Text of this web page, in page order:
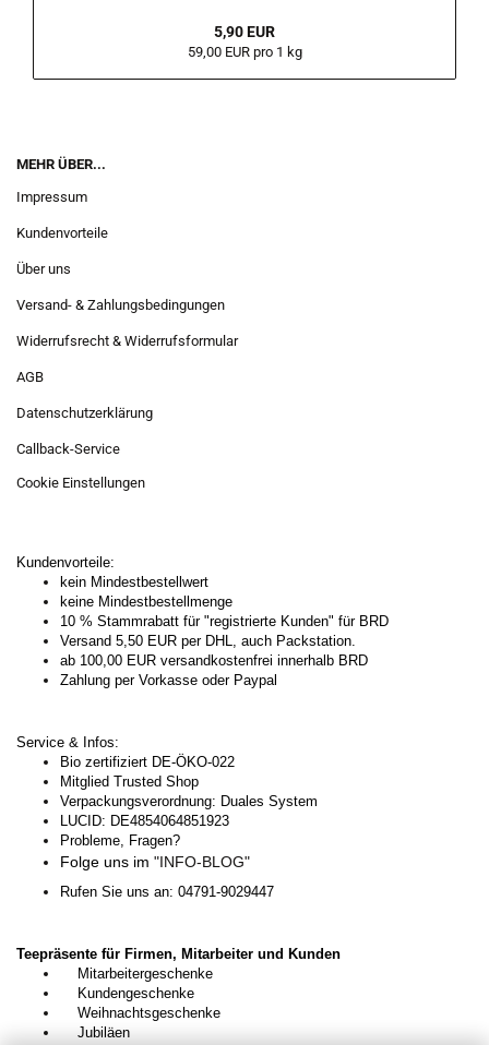
5,90 EUR
59,00 EUR pro 1 kg
MEHR ÜBER...
Impressum
Kundenvorteile
Über uns
Versand- & Zahlungsbedingungen
Widerrufsrecht & Widerrufsformular
AGB
Datenschutzerklärung
Callback-Service
Cookie Einstellungen
Kundenvorteile:
kein Mindestbestellwert
keine Mindestbestellmenge
10 % Stammrabatt für "registrierte Kunden" für BRD
Versand 5,50 EUR per DHL, auch Packstation.
ab 100,00 EUR versandkostenfrei innerhalb BRD
Zahlung per Vorkasse oder Paypal
Service & Infos:
Bio zertifiziert DE-ÖKO-022
Mitglied Trusted Shop
Verpackungsverordnung: Duales System
LUCID: DE4854064851923
Probleme, Fragen?
Folge uns im "INFO-BLOG"
Rufen Sie uns an: 04791-9029447
Teepräsente für Firmen, Mitarbeiter und Kunden
Mitarbeitergeschenke
Kundengeschenke
Weihnachtsgeschenke
Jubiläen